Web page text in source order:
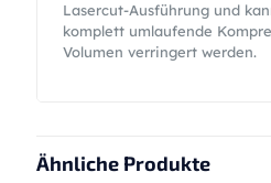
Lasercut-Ausführung und
komplett umlaufende
Volumen verringert werden.
Ähnliche Produkte